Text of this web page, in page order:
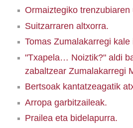
Ormaiztegiko trenzubiaren
Suitzarraren altxorra.
Tomas Zumalakarregi kale
"Txapela… Noiztik?" aldi
zabaltzear Zumalakarregi
Bertsoak kantatzeagatik
Arropa garbitzaileak.
Prailea eta bidelapurra.